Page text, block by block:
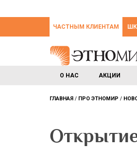
ЧАСТНЫМ КЛИЕНТАМ
О НАС АКЦИИ
ГЛАВНАЯ ПРО ЭТНОМИР